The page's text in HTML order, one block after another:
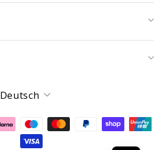
Sprache
Deutsch